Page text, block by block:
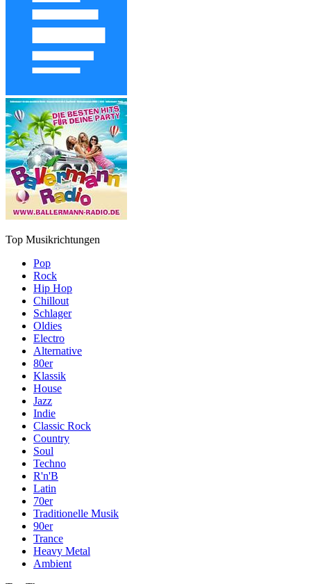
Top Musikrichtungen
Pop
Rock
Hip Hop
Chillout
Schlager
Oldies
Electro
Alternative
80er
Klassik
House
Jazz
Indie
Classic Rock
Country
Soul
Techno
R'n'B
Latin
70er
Traditionelle Musik
90er
Trance
Heavy Metal
Ambient